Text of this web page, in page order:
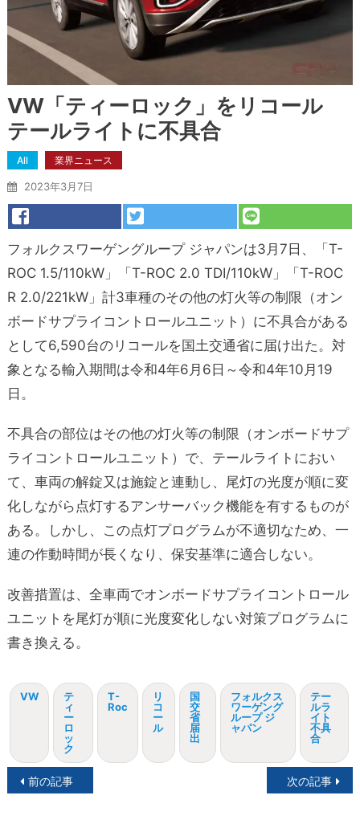
VW「ティーロック」をリコール
テールライトに不具合
All 業界ニュース
2023年3月7日
フォルクスワーゲングループ ジャパンは3月7日、「T-
ROC 1.5/110kW」「T-ROC 2.0 TDI/110kW」「T-ROC
R 2.0/221kW」計3車種のその他の灯火等の制限（オン
ボードサプライコントロールユニット）に不具合がある
として6,590台のリコールを国土交通省に届け出た。対
象となる輸入期間は令和4年6月6日～令和4年10月19
日。
不具合の部位はその他の灯火等の制限（オンボードサプ
ライコントロールユニット）で、テールライトにおい
て、車両の解錠又は施錠と連動し、尾灯の光度が順に変
化しながら点灯するアンサーバック機能を有するものが
ある。しかし、この点灯プログラムが不適切なため、一
連の作動時間が長くなり、保安基準に適合しない。
改善措置は、全車両でオンボードサプライコントロール
ユニットを尾灯が順に光度変化しない対策プログラムに
書き換える。
VW
テ
ィ
ー
ロ
ッ
ク
T-
Roc
リ
コ
ー
ル
国
交
省
届
出
フォルクス
ワーゲング
ループ ジ
ャパン
テー
ルラ
イト
不具
合
投前の記事 次の記事